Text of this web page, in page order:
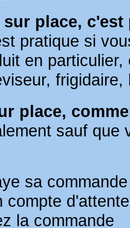
sur place,
pratique si
en
frigidaire,
place,
sauf que
sa
compte
la commande